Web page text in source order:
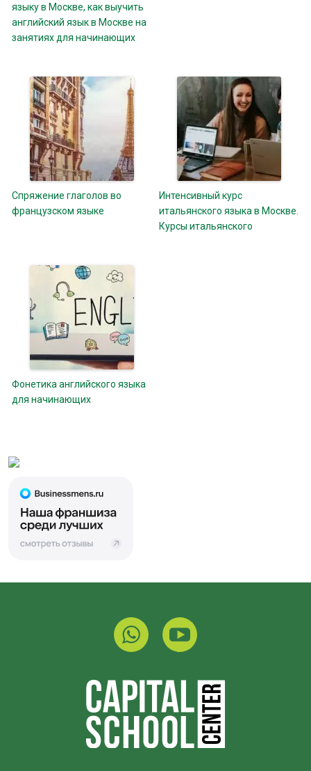
языку в Москве, как выучить
английский язык в Москве на
занятиях для начинающих
Спряжение глаголов во
французском языке
Интенсивный курс
итальянского языка в Москве.
Курсы итальянского
Фонетика английского языка
для начинающих